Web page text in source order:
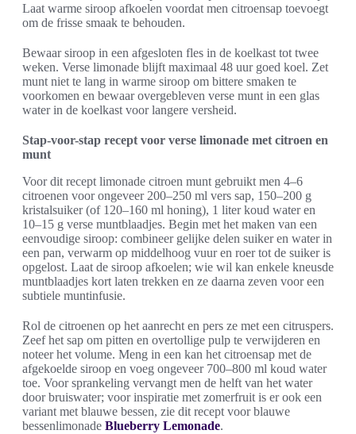
Laat warme siroop afkoelen voordat men citroensap toevoegt
om de frisse smaak te behouden.
Bewaar siroop in een afgesloten fles in de koelkast tot twee
weken. Verse limonade blijft maximaal 48 uur goed koel. Zet
munt niet te lang in warme siroop om bittere smaken te
voorkomen en bewaar overgebleven verse munt in een glas
water in de koelkast voor langere versheid.
Stap-voor-stap recept voor verse limonade met citroen en
munt
Voor dit recept limonade citroen munt gebruikt men 4–6
citroenen voor ongeveer 200–250 ml vers sap, 150–200 g
kristalsuiker (of 120–160 ml honing), 1 liter koud water en
10–15 g verse muntblaadjes. Begin met het maken van een
eenvoudige siroop: combineer gelijke delen suiker en water in
een pan, verwarm op middelhoog vuur en roer tot de suiker is
opgelost. Laat de siroop afkoelen; wie wil kan enkele kneusde
muntblaadjes kort laten trekken en ze daarna zeven voor een
subtiele muntinfusie.
Rol de citroenen op het aanrecht en pers ze met een citruspers.
Zeef het sap om pitten en overtollige pulp te verwijderen en
noteer het volume. Meng in een kan het citroensap met de
afgekoelde siroop en voeg ongeveer 700–800 ml koud water
toe. Voor sprankeling vervangt men de helft van het water
door bruiswater; voor inspiratie met zomerfruit is er ook een
variant met blauwe bessen, zie dit recept voor blauwe
bessenlimonade Blueberry Lemonade.